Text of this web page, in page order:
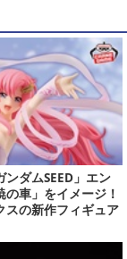
ンダムSEED」エン
の車」をイメージ！
スの新作フィギュア